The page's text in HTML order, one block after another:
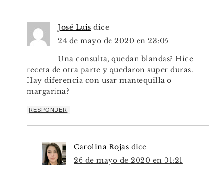
José Luis dice
24 de mayo de 2020 en 23:05
Una consulta, quedan blandas? Hice
receta de otra parte y quedaron super duras.
Hay diferencia con usar mantequilla o
margarina?
RESPONDER
Carolina Rojas dice
26 de mayo de 2020 en 01:21